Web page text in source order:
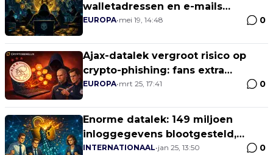
walletadressen en e-mails
genoemd
EUROPA•mei 19, 14:48 0
Ajax-datalek vergroot risico op
crypto-phishing: fans extra
kwetsbaar
EUROPA•mrt 25, 17:41 0
Enorme datalek: 149 miljoen
inloggegevens blootgesteld,
waaronder 420.000 Binance-
INTERNATIONAAL•jan 25, 13:50 0